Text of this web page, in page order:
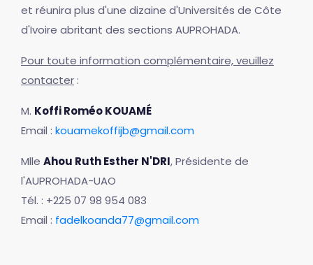
et réunira plus d'une dizaine d'Universités de Côte
d'Ivoire abritant des sections AUPROHADA.
Pour toute information complémentaire, veuillez
contacter :
M. Koffi Roméo KOUAMÉ
Email : kouamekoffijb@gmail.com
Mlle Ahou Ruth Esther N'DRI, Présidente de
l'AUPROHADA-UAO
Tél. : +225 07 98 954 083
Email : fadelkoanda77@gmail.com